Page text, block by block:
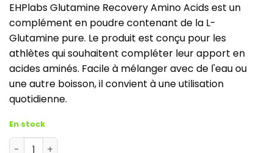
EHPlabs Glutamine Recovery Amino Acids est un
complément en poudre contenant de la L-
Glutamine pure. Le produit est conçu pour les
athlètes qui souhaitent compléter leur apport en
acides aminés. Facile à mélanger avec de l'eau ou
une autre boisson, il convient à une utilisation
quotidienne.
En stock
quantité de Glutamine | Recovery Amino Acids - EHPLabs